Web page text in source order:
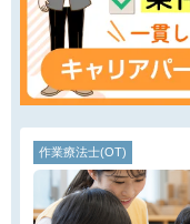
作業療法士(OT)